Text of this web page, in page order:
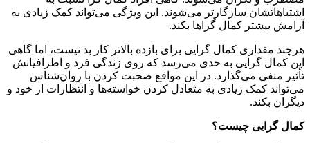
اشتباهاتشان سازگارتر می‌شوند. این ویژگی می‌تواند کمک زیادی به
آرامش بیشتر کمال گراها بکند.
هرچند مقداری کمال گرایی برای بازده بالاتر کار بد نیست، اما گاهی
این کمال گرایی به حدی می‌رسد که روی زندگی فرد و اطرافیانش
تأثیر منفی می‌گذارد. در این مواقع صحبت کردن با روان‌شناس
می‌تواند کمک زیادی به متعادل کردن خواسته‌ها و انتظارات از خود و
دیگران بکند.
کمال گرایی چیست؟